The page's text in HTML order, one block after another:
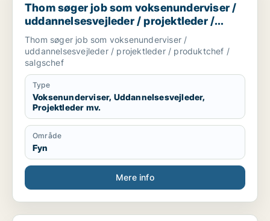
Thom søger job som voksenunderviser /
uddannelsesvejleder / projektleder /
produktchef / salgschef
Thom søger job som voksenunderviser /
uddannelsesvejleder / projektleder / produktchef /
salgschef
Type
Voksenunderviser, Uddannelsesvejleder,
Projektleder mv.
Område
Fyn
Mere info